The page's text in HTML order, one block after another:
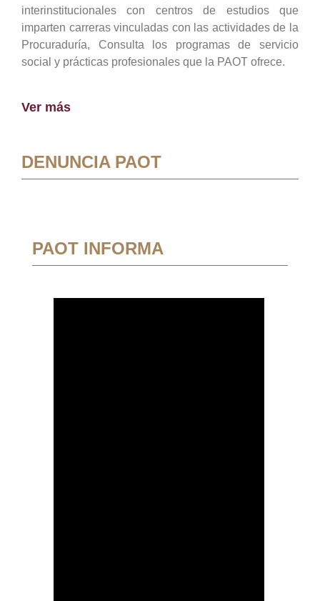
interinstitucionales con centros de estudios que
imparten carreras vinculadas con las actividades de la
Procuraduría, Consulta los programas de servicio
social y prácticas profesionales que la PAOT ofrece.
Ver más
DENUNCIA PAOT
PAOT INFORMA